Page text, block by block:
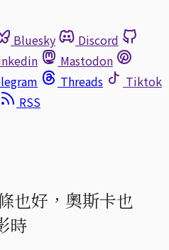
Bluesky
Discord
Mastodon
Threads
Tiktok
RSS
也好，奧斯卡也
時